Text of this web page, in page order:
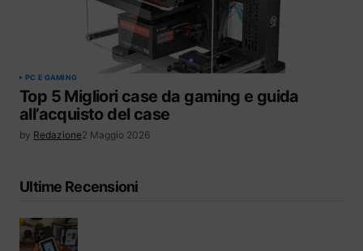
PC E GAMING
Top 5 Migliori case da gaming e guida
all’acquisto del case
by Redazione2 Maggio 2026
Ultime Recensioni